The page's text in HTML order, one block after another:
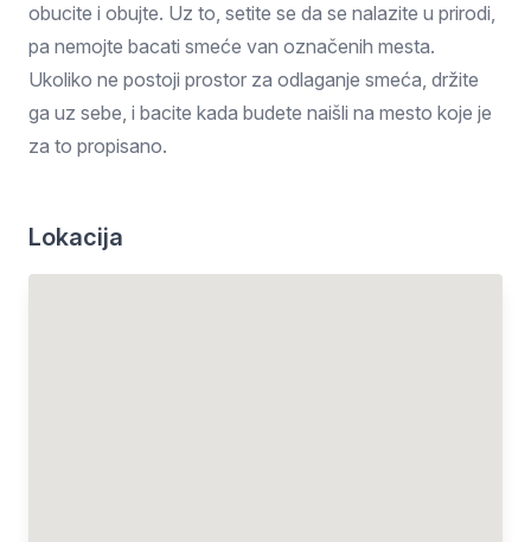
obucite i obujte. Uz to, setite se da se nalazite u prirodi,
pa nemojte bacati smeće van označenih mesta.
Ukoliko ne postoji prostor za odlaganje smeća, držite
ga uz sebe, i bacite kada budete naišli na mesto koje je
za to propisano.
Lokacija